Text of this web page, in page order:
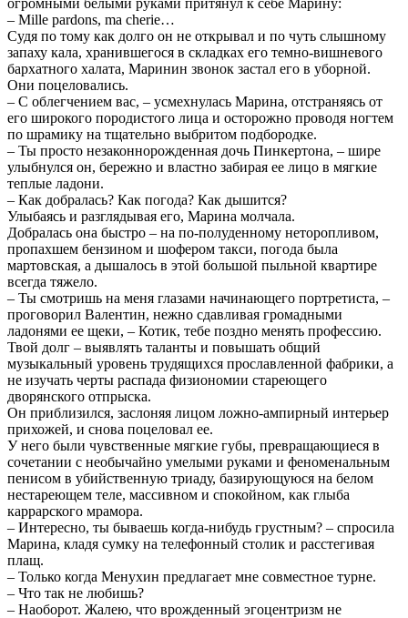
огромными белыми руками притянул к себе Марину:
– Mille pardons, ma cherie…
Судя по тому как долго он не открывал и по чуть слышному
запаху кала, хранившегося в складках его темно-вишневого
бархатного халата, Маринин звонок застал его в уборной.
Они поцеловались.
– С облегчением вас, – усмехнулась Марина, отстраняясь от
его широкого породистого лица и осторожно проводя ногтем
по шрамику на тщательно выбритом подбородке.
– Ты просто незаконнорожденная дочь Пинкертона, – шире
улыбнулся он, бережно и властно забирая ее лицо в мягкие
теплые ладони.
– Как добралась? Как погода? Как дышится?
Улыбаясь и разглядывая его, Марина молчала.
Добралась она быстро – на по-полуденному неторопливом,
пропахшем бензином и шофером такси, погода была
мартовская, а дышалось в этой большой пыльной квартире
всегда тяжело.
– Ты смотришь на меня глазами начинающего портретиста, –
проговорил Валентин, нежно сдавливая громадными
ладонями ее щеки, – Котик, тебе поздно менять профессию.
Твой долг – выявлять таланты и повышать общий
музыкальный уровень трудящихся прославленной фабрики, а
не изучать черты распада физиономии стареющего
дворянского отпрыска.
Он приблизился, заслоняя лицом ложно-ампирный интерьер
прихожей, и снова поцеловал ее.
У него были чувственные мягкие губы, превращающиеся в
сочетании с необычайно умелыми руками и феноменальным
пенисом в убийственную триаду, базирующуюся на белом
нестареющем теле, массивном и спокойном, как глыба
каррарского мрамора.
– Интересно, ты бываешь когда-нибудь грустным? – спросила
Марина, кладя сумку на телефонный столик и расстегивая
плащ.
– Только когда Менухин предлагает мне совместное турне.
– Что так не любишь?
– Наоборот. Жалею, что врожденный эгоцентризм не